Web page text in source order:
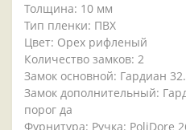
Толщина: 10 мм
Тип пленки: ПВХ
Цвет: Орех рифленый
Количество замков: 2
Замок основной: Гардиан
Замок дополнительный:
порог да
Фурнитура: Ручка: PoliDore